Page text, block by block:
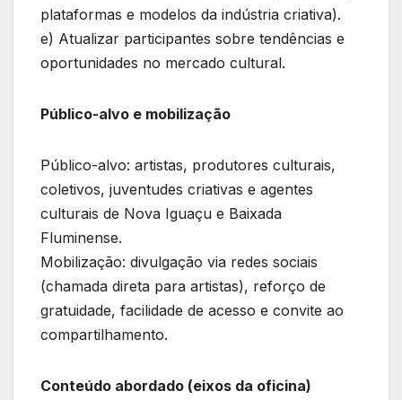
plataformas e modelos da indústria criativa).
e) Atualizar participantes sobre tendências e
oportunidades no mercado cultural.
Público-alvo e mobilização
Público-alvo: artistas, produtores culturais,
coletivos, juventudes criativas e agentes
culturais de Nova Iguaçu e Baixada
Fluminense.
Mobilização: divulgação via redes sociais
(chamada direta para artistas), reforço de
gratuidade, facilidade de acesso e convite ao
compartilhamento.
Conteúdo abordado (eixos da oficina)